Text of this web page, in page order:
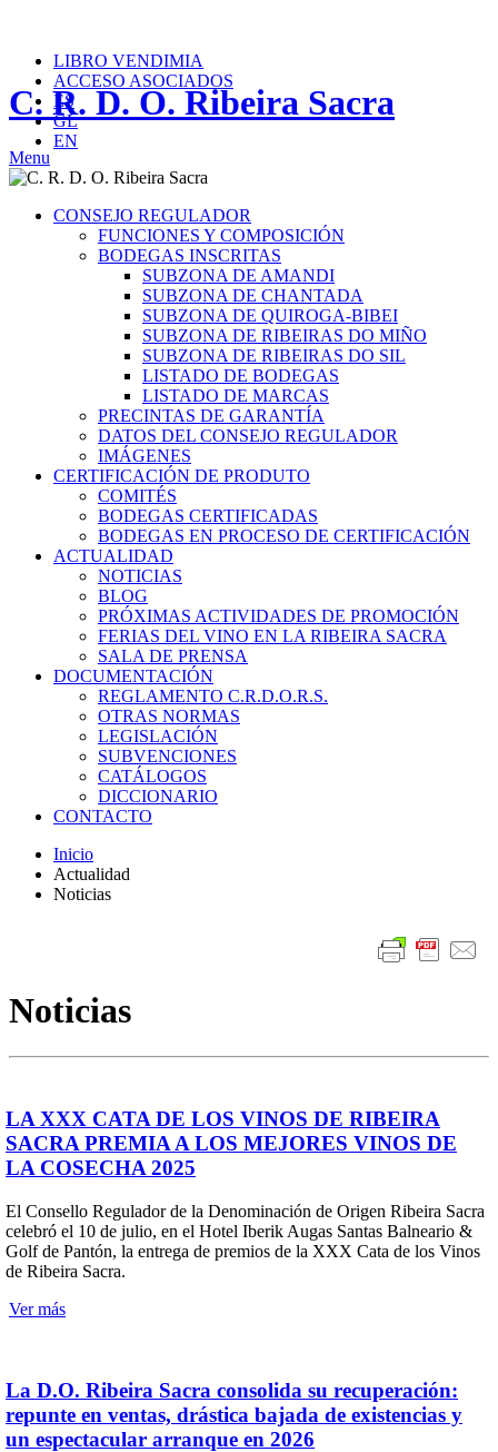
LIBRO VENDIMIA
ACCESO ASOCIADOS
ES
GL
EN
C. R. D. O. Ribeira Sacra
Menu
CONSEJO REGULADOR
FUNCIONES Y COMPOSICIÓN
BODEGAS INSCRITAS
SUBZONA DE AMANDI
SUBZONA DE CHANTADA
SUBZONA DE QUIROGA-BIBEI
SUBZONA DE RIBEIRAS DO MIÑO
SUBZONA DE RIBEIRAS DO SIL
LISTADO DE BODEGAS
LISTADO DE MARCAS
PRECINTAS DE GARANTÍA
DATOS DEL CONSEJO REGULADOR
IMÁGENES
CERTIFICACIÓN DE PRODUTO
COMITÉS
BODEGAS CERTIFICADAS
BODEGAS EN PROCESO DE CERTIFICACIÓN
ACTUALIDAD
NOTICIAS
BLOG
PRÓXIMAS ACTIVIDADES DE PROMOCIÓN
FERIAS DEL VINO EN LA RIBEIRA SACRA
SALA DE PRENSA
DOCUMENTACIÓN
REGLAMENTO C.R.D.O.R.S.
OTRAS NORMAS
LEGISLACIÓN
SUBVENCIONES
CATÁLOGOS
DICCIONARIO
CONTACTO
Inicio
Actualidad
Noticias
Noticias
LA XXX CATA DE LOS VINOS DE RIBEIRA
SACRA PREMIA A LOS MEJORES VINOS DE
LA COSECHA 2025
El Consello Regulador de la Denominación de Origen Ribeira Sacra
celebró el 10 de julio, en el Hotel Iberik Augas Santas Balneario &
Golf de Pantón, la entrega de premios de la XXX Cata de los Vinos
de Ribeira Sacra.
Ver más
La D.O. Ribeira Sacra consolida su recuperación:
repunte en ventas, drástica bajada de existencias y
un espectacular arranque en 2026